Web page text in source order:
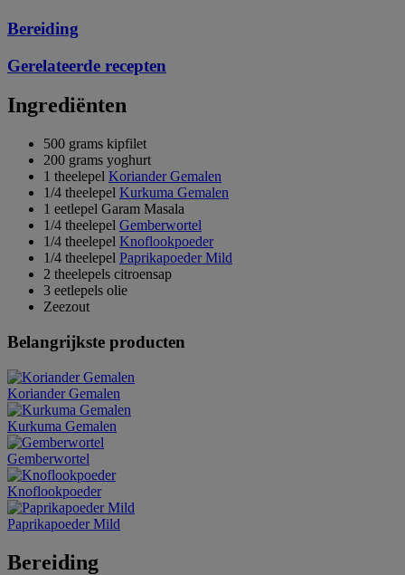
Bereiding
Gerelateerde recepten
Ingrediënten
500 grams kipfilet
200 grams yoghurt
1 theelepel Koriander Gemalen
1/4 theelepel Kurkuma Gemalen
1 eetlepel Garam Masala
1/4 theelepel Gemberwortel
1/4 theelepel Knoflookpoeder
1/4 theelepel Paprikapoeder Mild
2 theelepels citroensap
3 eetlepels olie
Zeezout
Belangrijkste producten
Koriander Gemalen
Kurkuma Gemalen
Gemberwortel
Knoflookpoeder
Paprikapoeder Mild
Bereiding